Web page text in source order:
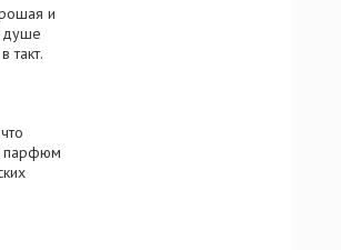
и
душе
такт.
парфюм